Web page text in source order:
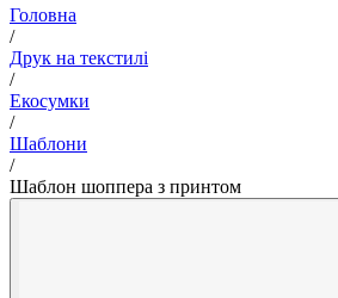
Головна
/
Друк на текстилі
/
Екосумки
/
Шаблони
/
Шаблон шоппера з принтом